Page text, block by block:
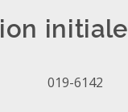
initiale
019-6142